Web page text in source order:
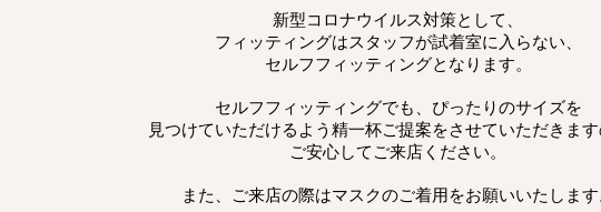
新型コロナウイルス対策として、​
フィッティングはスタッフが試着室に入らない、
セルフフィッティングとなります。
セルフフィッティングでも、ぴったりのサイズを
見つけていただけるよう精一杯ご提案をさせていただきます
ご安心してご来店ください。
また、ご来店の際はマスクのご着用をお願いいたします